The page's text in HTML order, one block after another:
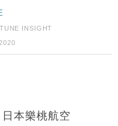
結束 承認部分彈藥庫存緊
斥4億美元押注未上市公
INSIGHT
本樂桃航空